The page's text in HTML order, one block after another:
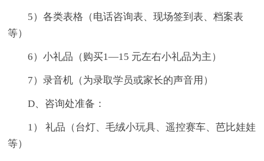
5）各类表格（电话咨询表、现场签到表、档案表
等）
6）小礼品（购买1—15 元左右小礼品为主）
7）录音机（为录取学员或家长的声音用）
D、咨询处准备：
1） 礼品（台灯、毛绒小玩具、遥控赛车、芭比娃娃
等）